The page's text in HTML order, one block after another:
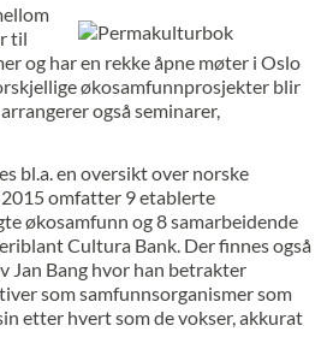
til
og har en rekke åpne møter i Oslo
økosamfunnprosjekter blir
også seminarer,
bl.a. en oversikt over norske
omfatter 9 etablerte
økosamfunn og 8 samarbeidende
Cultura Bank. Der finnes også
Jan Bang hvor han betrakter
som samfunnsorganismer som
etter hvert som de vokser, akkurat